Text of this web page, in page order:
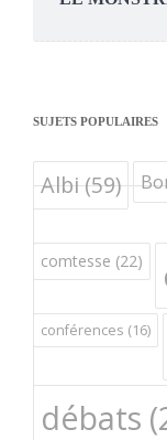
SUJETS POPULAIRES
Albi(59)
comtesse (22)
conférences (16)
débats